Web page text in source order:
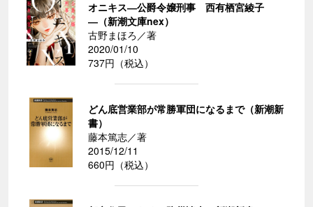
オニキス―公爵令嬢刑事 西有栖宮綾子
―（新潮文庫nex）
古野まほろ／著
2020/01/10
737円（税込）
どん底営業部が常勝軍団になるまで（新潮新
書）
藤本篤志／著
2015/12/11
660円（税込）